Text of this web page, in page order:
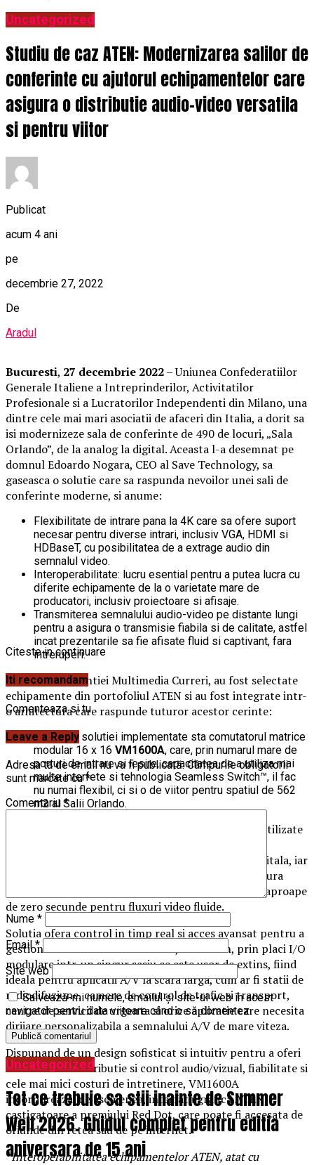
Uncategorized
Studiu de caz ATEN: Modernizarea salilor de
conferinte cu ajutorul echipamentelor care
asigura o distributie audio-video versatila
si pentru viitor
Publicat
acum 4 ani
pe
decembrie 27, 2022
De
Aradul
Bucuresti, 27 decembrie 2022– Uniunea Confederatiilor
Generale Italiene a Intreprinderilor, Activitatilor
Profesionale si a Lucratorilor Independenti din Milano, una
dintre cele mai mari asociatii de afaceri din Italia, a dorit sa
isi modernizeze sala de conferinte de 490 de locuri, „Sala
Orlando”, de la analog la digital. Aceasta l-a desemnat pe
domnul Edoardo Nogara, CEO al Save Technology, sa
gaseasca o solutie care sa raspunda nevoilor unei sali de
conferinte moderne, si anume:
Flexibilitate de intrare pana la 4K care sa ofere suport
necesar pentru diverse intrari, inclusiv VGA, HDMI si
HDBaseT, cu posibilitatea de a extrage audio din
semnalul video.
Interoperabilitate: lucru esential pentru a putea lucra cu
diferite echipamente de la o varietate mare de
producatori, inclusiv proiectoare si afisaje.
Transmiterea semnalului audio-video pe distante lungi
pentru a asigura o transmisie fiabila si de calitate, astfel
incat prezentarile sa fie afisate fluid si captivant, fara
intreruperi.
Cu sprijinul Agentiei Multimedia Curreri, au fost selectate
echipamente din portofoliul ATEN si au fost integrate intr-
o arhitectura care raspunde tuturor acestor cerinte:
In centrul solutiei implementate sta comutatorul matrice
modular 16 x 16 VM1600A, care, prin numarul mare de
porturi de intrare si iesire, capacitatea de a utiliza mai
multe interfete si tehnologia Seamless Switch™, il fac
nu numai flexibil, ci si o de viitor pentru spatiul de 562
m2 al Salii Orlando.
Solutia aleasa este compatibila cu multe interfete utilizate
analogice existente in noul sistem de distributie digitala, iar
tehnologia exclusiva ATEN, Seamless Switch™, asigura
tranzitii usoare la schimbarea surselor si comutare aproape
de zero secunde pentru fluxuri video fluide.
Solutia ofera control in timp real si acces avansat pentru a
gestiona 16 surse video si 16 afisaje simultan, prin placi I/O
modulare intr-un singur sasiu ce este usor de extins, fiind
ideala pentru aplicatii A/V la scara larga, cum ar fi statii de
radiodifuziune, camere de control de trafic si transport,
centre de servicii de urgenta si orice aplicatie care necesita
dirijare personalizabila a semnalului A/V de mare viteza.
Dispunand de un design sofisticat si intuitiv pentru a oferi
cea mai buna distributie si control audio/vizual, fiabilitate si
cele mai mici costuri de intretinere, VM1600A
incorporeaza, de asemenea, interfata grafica ATEN,
castigatoare a premiului Red Dot, care poate fi accesata de
oriunde din retea sau de pe internet.
“Interoperabilitatea echipamentelor ATEN, atat cu
Citeste in continuare
Iti recomandam
Comenteaza si tu
Leave a Reply
Adresa ta de email nu va fi publicată. Câmpurile obligatorii
sunt marcate cu*
Comentariu*
Nume *
Email*
Site web
Salvează-mi numele, emailul și site-ul web în acest
navigator pentru data viitoare când o să comentez.
Uncategorized
Tot ce trebuie sa stii inainte de Summer
Well 2026. Ghidul complet pentru editia
aniversara de 15 ani